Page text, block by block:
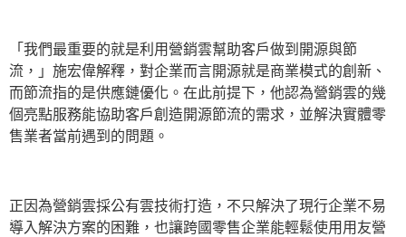
「我們最重要的就是利用營銷雲幫助客戶做到開源與節
流，」施宏偉解釋，對企業而言開源就是商業模式的創新、
而節流指的是供應鏈優化。在此前提下，他認為營銷雲的幾
個亮點服務能協助客戶創造開源節流的需求，並解決實體零
售業者當前遇到的問題。
正因為營銷雲採公有雲技術打造，不只解決了現行企業不易
導入解決方案的困難，也讓跨國零售企業能輕鬆使用用友營